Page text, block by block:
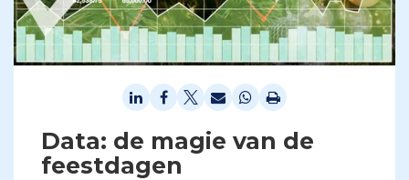
Data: de magie van de
feestdagen